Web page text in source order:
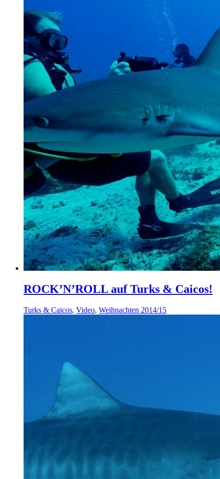
ROCK’N’ROLL auf Turks & Caicos!
Turks & Caicos, Video, Weihnachten 2014/15